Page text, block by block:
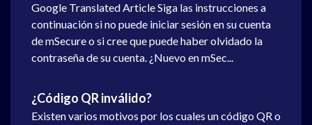
Google Translated Article Siga las instrucciones a
continuación si no puede iniciar sesión en su cuenta
de mSecure o si cree que puede haber olvidado la
contraseña de su cuenta. ¿Nuevo en mSec...
¿Código QR inválido?
Existen varios motivos por los cuales un código QR o